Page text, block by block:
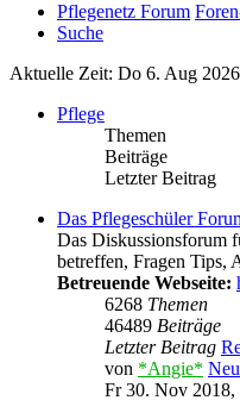
Pflegenetz Forum
Suche
Aktuelle Zeit: Do 6. Aug
Pflege
Themen
Beiträge
Letzter Beitrag
Das Pflegeschüler
Das Diskussionsforum
betreffen, Fragen Tips,
Betreuende Webseite:
6268 Themen
46489 Beiträge
Letzter Beitrag
von *Angie*
Fr 30. Nov 2018,